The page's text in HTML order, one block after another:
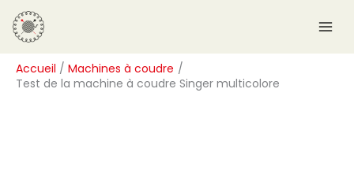
Aller
au
contenu
Accueil
Machines à coudre
Test de la machine à coudre Singer multicolore
R
e
c
h